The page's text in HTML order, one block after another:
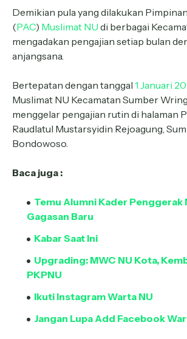
Demikian pula yang dilakukan
(PAC) Muslimat NU di berbagai
mengadakan pengajian setiap bulan
anjangsana.
Bertepatan dengan tanggal 1 Januari
Muslimat NU Kecamatan Sumber
menggelar pengajian rutin di halaman
Raudlatul Mustarsyidin Rejoagung,
Bondowoso.
Baca juga :
Temu Alumni Kader Penggerak
Gagasan Baru
Kabar Saat Ini
Upgrading: MWC NU Kota,
PKPNU
Ikuti Instagram Warta NU
Jangan Lupa Add Facebook